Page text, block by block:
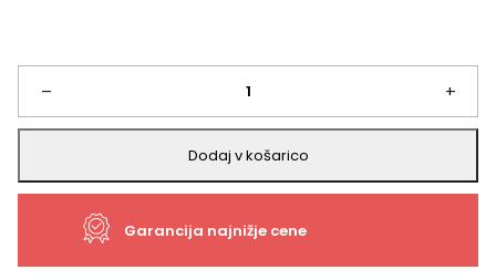
–
Sijalka
79124,
SMD-
+
Dodaj v košarico
Garancija najnižje cene